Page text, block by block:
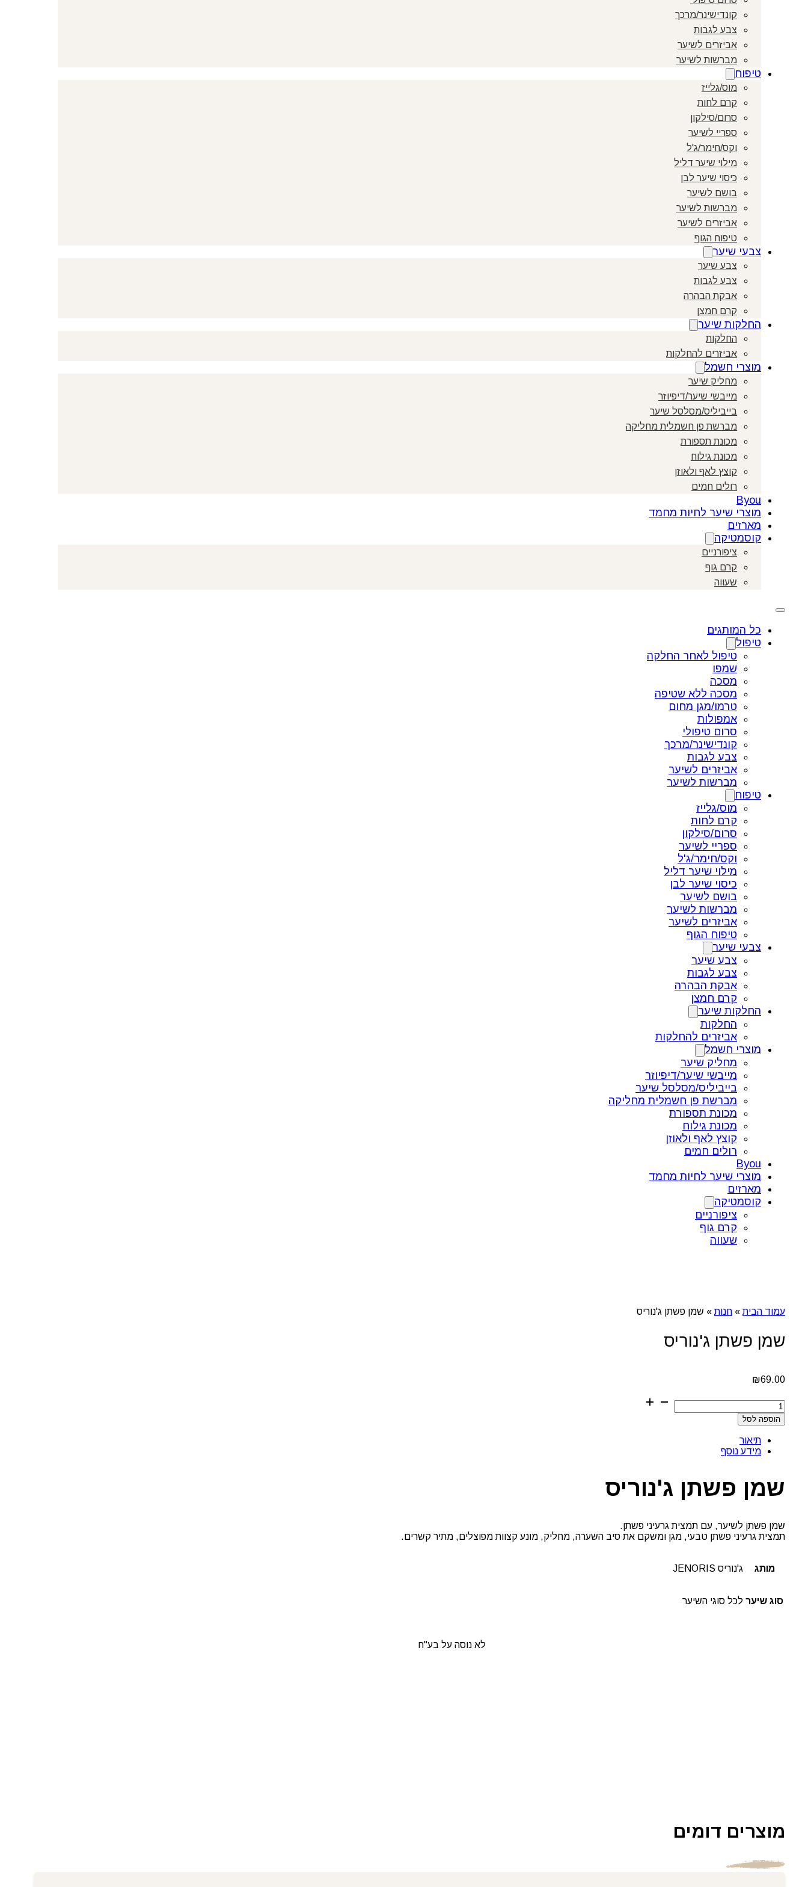
קונדישינר/מרכך
צבע לגבות
אביזרים לשיער
מברשות לשיער
טיפוח
מוס/גלייז
קרם לחות
סרום/סילקון
ספריי לשיער
וקס/חימר/ג'ל
מילוי שיער דליל
כיסוי שיער לבן
בושם לשיער
מברשות לשיער
אביזרים לשיער
טיפוח הגוף
צבעי שיער
צבע שיער
צבע לגבות
אבקת הבהרה
קרם חמצן
החלקות שיער
החלקות
אביזרים להחלקות
מוצרי חשמל
מחליק שיער
מייבשי שיער/דיפיוזר
בייביליס/מסלסל שיער
מברשת פן חשמלית מחליקה
מכונת תספורת
מכונת גילוח
קוצץ לאף ולאוזן
רולים חמים
Byou
מוצרי שיער לחיות מחמד
מארזים
קוסמטיקה
ציפורניים
קרם גוף
שעווה
כל המותגים
טיפול
טיפול לאחר החלקה
שמפו
מסכה
מסכה ללא שטיפה
טרמו/מגן מחום
אמפולות
סרום טיפולי
קונדישינר/מרכך
צבע לגבות
אביזרים לשיער
מברשות לשיער
טיפוח
מוס/גלייז
קרם לחות
סרום/סילקון
ספריי לשיער
וקס/חימר/ג'ל
מילוי שיער דליל
כיסוי שיער לבן
בושם לשיער
מברשות לשיער
אביזרים לשיער
טיפוח הגוף
צבעי שיער
צבע שיער
צבע לגבות
אבקת הבהרה
קרם חמצן
החלקות שיער
החלקות
אביזרים להחלקות
מוצרי חשמל
מחליק שיער
מייבשי שיער/דיפיוזר
בייביליס/מסלסל שיער
מברשת פן חשמלית מחליקה
מכונת תספורת
מכונת גילוח
קוצץ לאף ולאוזן
רולים חמים
Byou
מוצרי שיער לחיות מחמד
מארזים
קוסמטיקה
ציפורניים
קרם גוף
שעווה
עמוד הבית » חנות » שמן פשתן ג'נוריס
שמן פשתן ג'נוריס
₪69.00
כמות
של
שמן
ג'נוריס
הוספה לסל
תיאור
מידע נוסף
שמן פשתן ג'נוריס
שמן פשתן לשיער, עם תמצית גרעיני פשתן.
תמצית גרעיני פשתן טבעי, מגן ומשקם את סיב השערה, מחליק, מונע קצוות מפוצלים, מתיר קשרים.
מותג ג'נוריס JENORIS
סוג שיער לכל סוגי השיער
לא נוסה על בע"ח
מוצרים דומים